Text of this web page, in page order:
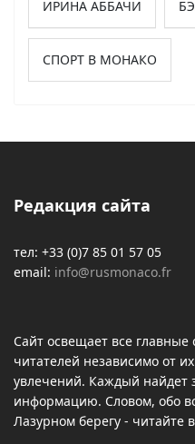
ИРИНА АББАЧИ
СПОРТ В МОНАКО
Редакция сайта
тел: +33 (0)7 85 01 57 05
email: info@rusmonaco.fr
Сайт освещает все
читателей независимо от
увлечений. Каждый найдет
информацию. Словом, обо
Лазурном берегу - читайте